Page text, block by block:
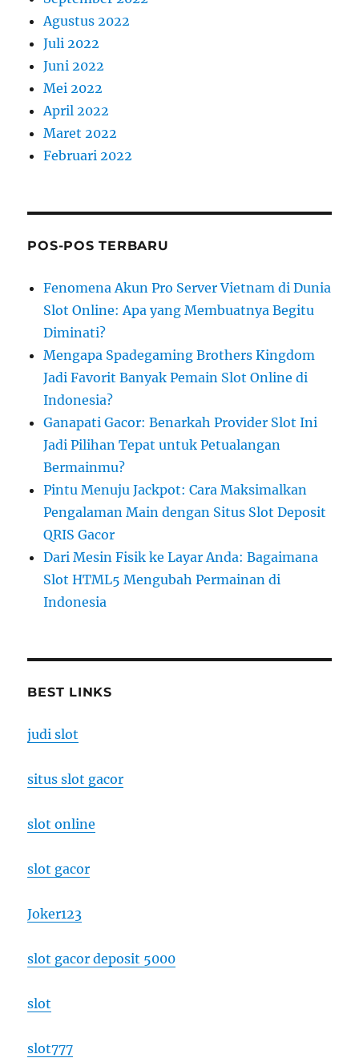
Agustus 2022
Juli 2022
Juni 2022
Mei 2022
April 2022
Maret 2022
Februari 2022
POS-POS TERBARU
Fenomena Akun Pro Server Vietnam di Dunia
Slot Online: Apa yang Membuatnya Begitu
Diminati?
Mengapa Spadegaming Brothers Kingdom
Jadi Favorit Banyak Pemain Slot Online di
Indonesia?
Ganapati Gacor: Benarkah Provider Slot Ini
Jadi Pilihan Tepat untuk Petualangan
Bermainmu?
Pintu Menuju Jackpot: Cara Maksimalkan
Pengalaman Main dengan Situs Slot Deposit
QRIS Gacor
Dari Mesin Fisik ke Layar Anda: Bagaimana
Slot HTML5 Mengubah Permainan di
Indonesia
BEST LINKS
judi slot
situs slot gacor
slot online
slot gacor
Joker123
slot gacor deposit 5000
slot
slot777